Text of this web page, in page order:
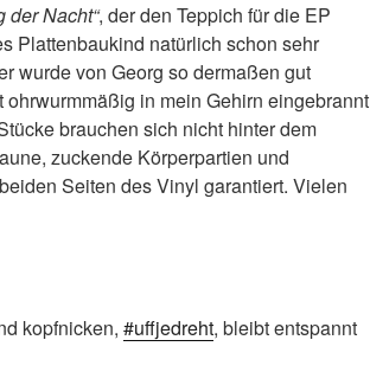
der Nacht“, der den Teppich für die EP
Plattenbaukind natürlich schon sehr
wurde von Georg so dermaßen gut
ohrwurmmäßig in mein Gehirn eingebrannt
brauchen sich nicht hinter dem
zuckende Körperpartien und
Seiten des Vinyl garantiert. Vielen
kopfnicken, #uffjedreht, bleibt entspannt